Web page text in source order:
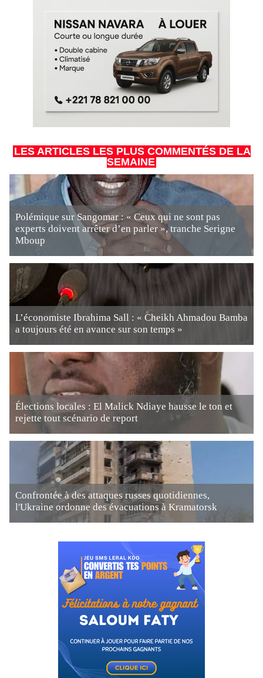
LES ARTICLES LES PLUS COMMENTÉS DE LA
SEMAINE
Polémique sur Sangomar : « Ceux qui ne sont pas
experts doivent arrêter d’en parler », tranche Serigne
Mboup
L’économiste Ibrahima Sall : « Cheikh Ahmadou Bamba
a toujours été en avance sur son temps »
Élections locales : El Malick Ndiaye hausse le ton et
rejette tout scénario de report
Confrontée à des attaques russes quotidiennes,
l'Ukraine ordonne des évacuations à Kramatorsk